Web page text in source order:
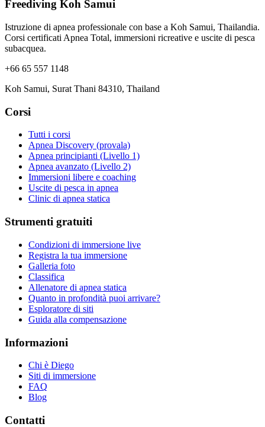
Freediving Koh Samui
Istruzione di apnea professionale con base a Koh Samui, Thailandia.
Corsi certificati Apnea Total, immersioni ricreative e uscite di pesca
subacquea.
+66 65 557 1148
Koh Samui, Surat Thani 84310, Thailand
Corsi
Tutti i corsi
Apnea Discovery (provala)
Apnea principianti (Livello 1)
Apnea avanzato (Livello 2)
Immersioni libere e coaching
Uscite di pesca in apnea
Clinic di apnea statica
Strumenti gratuiti
Condizioni di immersione live
Registra la tua immersione
Galleria foto
Classifica
Allenatore di apnea statica
Quanto in profondità puoi arrivare?
Esploratore di siti
Guida alla compensazione
Informazioni
Chi è Diego
Siti di immersione
FAQ
Blog
Contatti